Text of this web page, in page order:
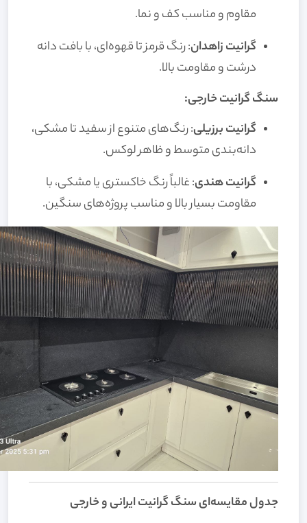
مقاوم و مناسب کف و نما.
گرانیت زاهدان: رنگ قرمز تا قهوه‌ای، با بافت دانه
درشت و مقاومت بالا.
سنگ گرانیت خارجی:
گرانیت برزیلی: رنگ‌های متنوع از سفید تا مشکی،
دانه‌بندی متوسط و ظاهر لوکس.
گرانیت هندی: غالباً رنگ خاکستری یا مشکی، با
مقاومت بسیار بالا و مناسب پروژه‌های سنگین.
جدول مقایسه‌ای سنگ گرانیت ایرانی و خارجی